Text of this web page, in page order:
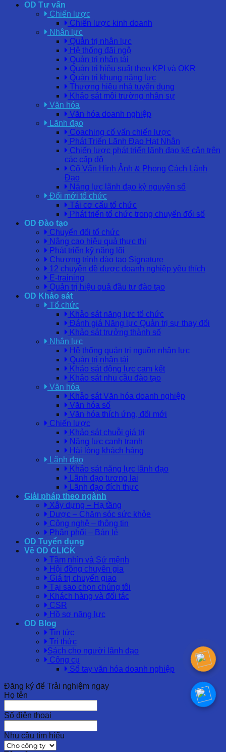
OD Tư vấn
Chiến lược
Chiến lược kinh doanh
Nhân lực
Quản trị nhân lực
Hệ thống đãi ngộ
Quản trị nhân tài
Quản trị hiệu suất theo KPI và OKR
Quản trị khung năng lực
Thương hiệu nhà tuyển dụng
Khảo sát môi trường nhân sự
Văn hóa
Văn hóa doanh nghiệp
Lãnh đạo
Coaching cố vấn chiến lược
Phát Triển Lãnh Đạo Hạt Nhân
Chiến lược phát triển lãnh đạo kế cận trên
các cấp độ
Cố Vấn Hình Ảnh & Phong Cách Lãnh
Đạo
Năng lực lãnh đạo kỷ nguyên số
Đổi mới tổ chức
Tái cơ cấu tổ chức
Phát triển tổ chức trong chuyển đổi số
OD Đào tạo
Chuyển đổi tổ chức
Nâng cao hiệu quả thực thi
Phát triển kỹ năng lõi
Chương trình đào tạo Signature
12 chuyên đề được doanh nghiệp yêu thích
E-training
Quản trị hiệu quả đầu tư đào tạo
OD Khảo sát
Tổ chức
Khảo sát năng lực tổ chức
Đánh giá Năng lực Quản trị sự thay đổi
Khảo sát trưởng thành số
Nhân lực
Hệ thống quản trị nguồn nhân lực
Quản trị nhân tài
Khảo sát động lực cam kết
Khảo sát nhu cầu đào tạo
Văn hóa
Khảo sát Văn hóa doanh nghiệp
Văn hóa số
Văn hóa thích ứng, đổi mới
Chiến lược
Khảo sát chuỗi giá trị
Năng lực cạnh tranh
Hài lòng khách hàng
Lãnh đạo
Khảo sát năng lực lãnh đạo
Lãnh đạo tương lai
Lãnh đạo đích thực
Giải pháp theo ngành
Xây dựng – Hạ tầng
Dược – Chăm sóc sức khỏe
Công nghệ – thông tin
Phân phối – Bán lẻ
OD Tuyển dụng
Về OD CLICK
Tầm nhìn và Sứ mệnh
Hội đồng chuyên gia
Giá trị chuyển giao
Tại sao chọn chúng tôi
Khách hàng và đối tác
CSR
Hồ sơ năng lực
OD Blog
Tin tức
Tri thức
Sách cho người lãnh đạo
Công cụ
Sổ tay văn hóa doanh nghiệp
Đăng ký để Trải nghiệm ngay
Họ tên
Số điện thoại
Nhu cầu tìm hiểu